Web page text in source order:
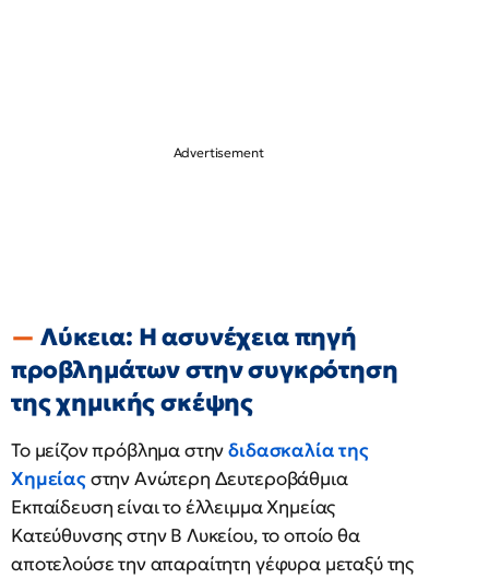
Λύκεια: Η ασυνέχεια πηγή
προβλημάτων στην συγκρότηση
της χημικής σκέψης
Το μείζον πρόβλημα στηνδιδασκαλία της
Χημείαςστην Ανώτερη Δευτεροβάθμια
Εκπαίδευση είναι το έλλειμμα Χημείας
Κατεύθυνσης στην Β Λυκείου, το οποίο θα
αποτελούσε την απαραίτητη γέφυρα μεταξύ της